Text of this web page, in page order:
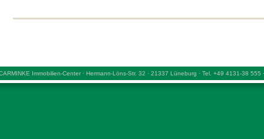
Immobilien-Center · Hermann-Löns-Str. 32 · 21337 Lüneburg · Tel. +49 4131-38 555